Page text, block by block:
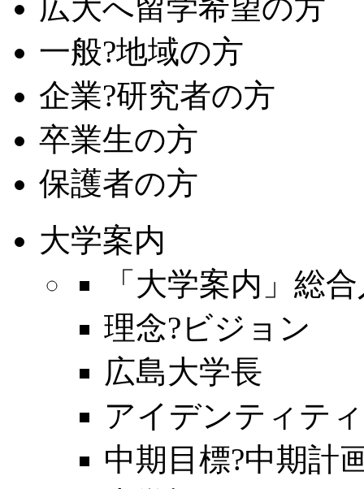
広大へ留学希望の方
一般?地域の方
企業?研究者の方
卒業生の方
保護者の方
大学案内
「大学案内」総
理念?ビジョン
広島大学長
アイデンティティ
中期目標?中期計